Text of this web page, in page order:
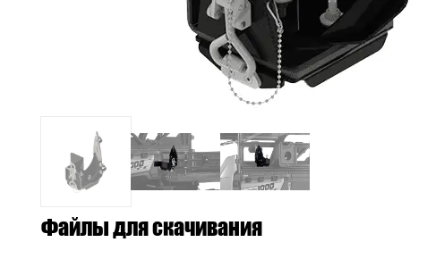
Файлы для скачивания